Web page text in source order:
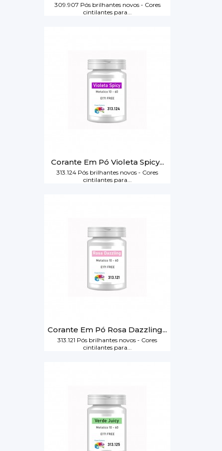
309.907 Pós brilhantes novos - Cores
cintilantes para...
Corante Em Pó Violeta Spicy...
313.124 Pós brilhantes novos - Cores
cintilantes para...
Corante Em Pó Rosa Dazzling...
313.121 Pós brilhantes novos - Cores
cintilantes para...